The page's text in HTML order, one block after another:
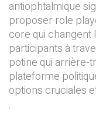
antiophtalmique
proposer role
core qui changent
participants à
potine qui arrière-
plateforme
options cruciales
.